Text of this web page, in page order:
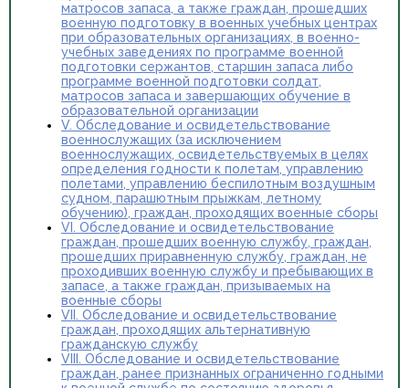
матросов запаса, а также граждан, прошедших
военную подготовку в военных учебных центрах
при образовательных организациях, в военно-
учебных заведениях по программе военной
подготовки сержантов, старшин запаса либо
программе военной подготовки солдат,
матросов запаса и завершающих обучение в
образовательной организации
V. Обследование и освидетельствование
военнослужащих (за исключением
военнослужащих, освидетельствуемых в целях
определения годности к полетам, управлению
полетами, управлению беспилотным воздушным
судном, парашютным прыжкам, летному
обучению), граждан, проходящих военные сборы
VI. Обследование и освидетельствование
граждан, прошедших военную службу, граждан,
прошедших приравненную службу, граждан, не
проходивших военную службу и пребывающих в
запасе, а также граждан, призываемых на
военные сборы
VII. Обследование и освидетельствование
граждан, проходящих альтернативную
гражданскую службу
VIII. Обследование и освидетельствование
граждан, ранее признанных ограниченно годными